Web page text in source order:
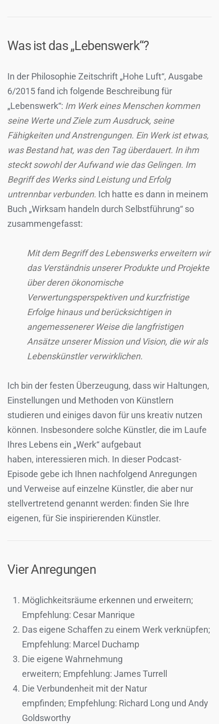
Was ist das „Lebenswerk“?
In der Philosophie Zeitschrift „Hohe Luft“, Ausgabe
6/2015 fand ich folgende Beschreibung für
„Lebenswerk“: Im Werk eines Menschen kommen
seine Werte und Ziele zum Ausdruck, seine
Fähigkeiten und Anstrengungen. Ein Werk ist etwas,
was Bestand hat, was den Tag überdauert. In ihm
steckt sowohl der Aufwand wie das Gelingen. Im
Begriff des Werks sind Leistung und Erfolg
untrennbar verbunden. Ich hatte es dann in meinem
Buch „Wirksam handeln durch Selbstführung“ so
zusammengefasst:
Mit dem Begriff des Lebenswerks erweitern wir
das Verständnis unserer Produkte und Projekte
über deren ökonomische
Verwertungsperspektiven und kurzfristige
Erfolge hinaus und berücksichtigen in
angemessenerer Weise die langfristigen
Ansätze unserer Mission und Vision, die wir als
Lebenskünstler verwirklichen.
Ich bin der festen Überzeugung, dass wir Haltungen,
Einstellungen und Methoden von Künstlern
studieren und einiges davon für uns kreativ nutzen
können. Insbesondere solche Künstler, die im Laufe
Ihres Lebens ein „Werk“ aufgebaut
haben, interessieren mich. In dieser Podcast-
Episode gebe ich Ihnen nachfolgend Anregungen
und Verweise auf einzelne Künstler, die aber nur
stellvertretend genannt werden: finden Sie Ihre
eigenen, für Sie inspirierenden Künstler.
Vier Anregungen
Möglichkeitsräume erkennen und erweitern;
Empfehlung: Cesar Manrique
Das eigene Schaffen zu einem Werk verknüpfen;
Empfehlung: Marcel Duchamp
Die eigene Wahrnehmung
erweitern; Empfehlung: James Turrell
Die Verbundenheit mit der Natur
empfinden; Empfehlung: Richard Long und Andy
Goldsworthy